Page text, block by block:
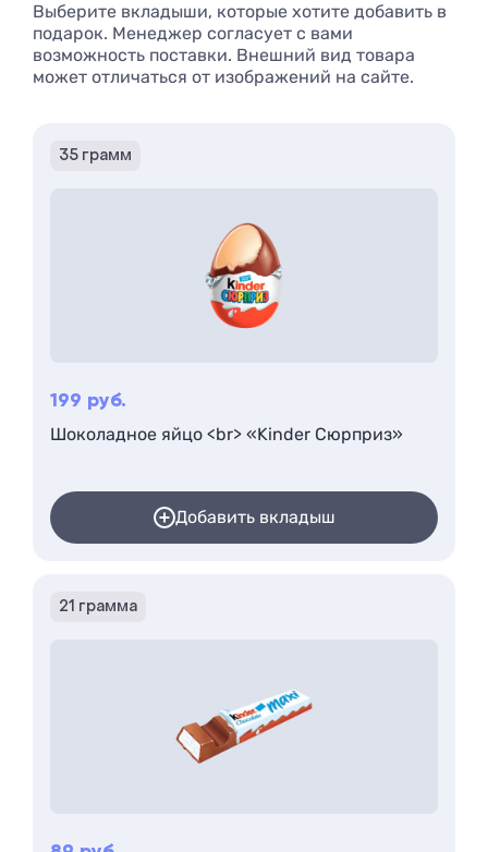
Выберите вкладыши, которые хотите добавить в
подарок. Менеджер согласует с вами
возможность поставки. Внешний вид товара
может отличаться от изображений на сайте.
35 грамм
199 руб.
Шоколадное яйцо <br> «Kinder Сюрприз»
Добавить вкладыш
21 грамма